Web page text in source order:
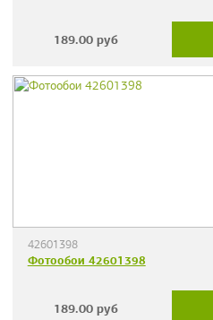
189.00 руб
42601398
Фотообои 42601398
189.00 руб